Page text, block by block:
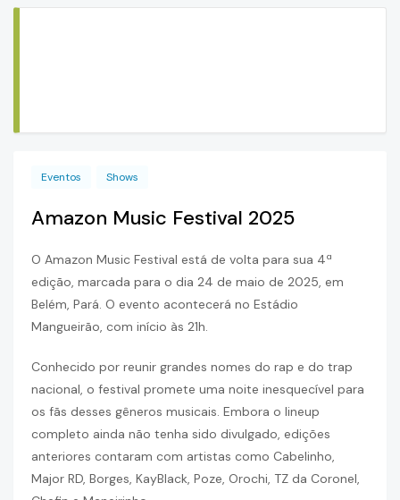
Eventos Shows
Amazon Music Festival 2025
O Amazon Music Festival está de volta para sua 4ª
edição, marcada para o dia 24 de maio de 2025, em
Belém, Pará. O evento acontecerá no Estádio
Mangueirão, com início às 21h.
Conhecido por reunir grandes nomes do rap e do trap
nacional, o festival promete uma noite inesquecível para
os fãs desses gêneros musicais. Embora o lineup
completo ainda não tenha sido divulgado, edições
anteriores contaram com artistas como Cabelinho,
Major RD, Borges, KayBlack, Poze, Orochi, TZ da Coronel,